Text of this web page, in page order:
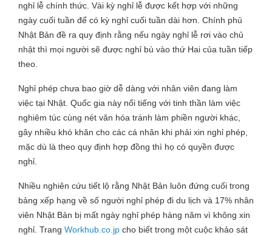
nghỉ lễ chính thức. Vài kỳ nghỉ lễ được kết hợp với những
ngày cuối tuần để có kỳ nghỉ cuối tuần dài hơn. Chính phủ
Nhật Bản đề ra quy định rằng nếu ngày nghỉ lễ rơi vào chủ
nhật thì mọi người sẽ được nghỉ bù vào thứ Hai của tuần tiếp
theo.
Nghỉ phép chưa bao giờ dễ dàng với nhân viên đang làm
việc tại Nhật. Quốc gia này nổi tiếng với tinh thần làm việc
nghiêm túc cùng nét văn hóa tránh làm phiền người khác,
gây nhiều khó khăn cho các cá nhân khi phải xin nghỉ phép,
mặc dù là theo quy định hợp đồng thì họ có quyền được
nghỉ.
Nhiều nghiên cứu tiết lộ rằng Nhật Bản luôn đứng cuối trong
bảng xếp hạng về số người nghỉ phép đi du lịch và 17% nhân
viên Nhật Bản bị mất ngày nghỉ phép hàng năm vì không xin
nghỉ. Trang Workhub.co.jp cho biết trong một cuộc khảo sát